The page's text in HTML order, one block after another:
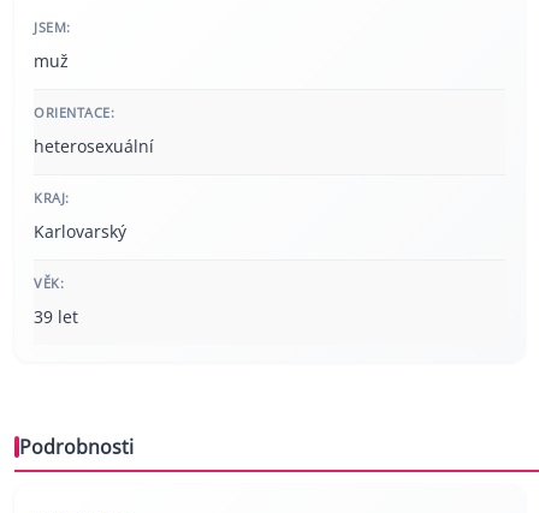
JSEM:
muž
ORIENTACE:
heterosexuální
KRAJ:
Karlovarský
VĚK:
39 let
Podrobnosti